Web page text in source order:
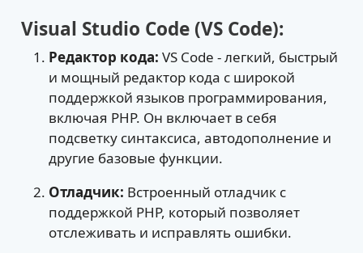
Visual Studio Code (VS Code):
Редактор кода: VS Code - легкий, быстрый
и мощный редактор кода с широкой
поддержкой языков программирования,
включая PHP. Он включает в себя
подсветку синтаксиса, автодополнение и
другие базовые функции.
Отладчик: Встроенный отладчик с
поддержкой PHP, который позволяет
отслеживать и исправлять ошибки.